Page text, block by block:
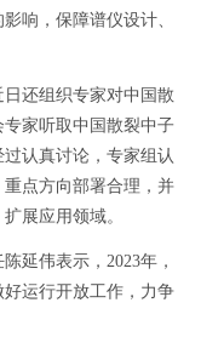
响，保障谱仪设计、
还组织专家对中国散
家听取中国散裂中子
认真讨论，专家组认
点方向部署合理，并
展应用领域。
伟表示，2023年，
运行开放工作，力争